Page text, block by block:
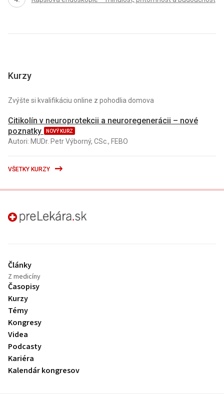
Kurzy
Zvýšte si kvalifikáciu online z pohodlia domova
Citikolín v neuroprotekcii a neuroregenerácii – nové
poznatky
NOVÝ KURZ
Autori: MUDr. Petr Výborný, CSc., FEBO
VŠETKY KURZY
preLekára.sk
Články
Z medicíny
Časopisy
Kurzy
Témy
Kongresy
Videa
Podcasty
Kariéra
Kalendár kongresov